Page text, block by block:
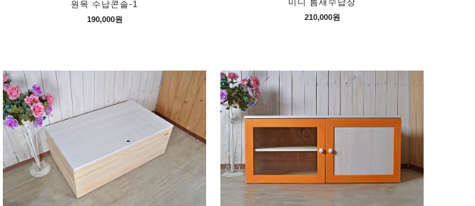
원목 수납콘솔-1
190,000원
미니 틈새수납장
210,000원